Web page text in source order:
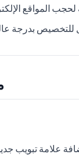
لحجب المواقع
للتخصيص بدرجة
علامة تبويب